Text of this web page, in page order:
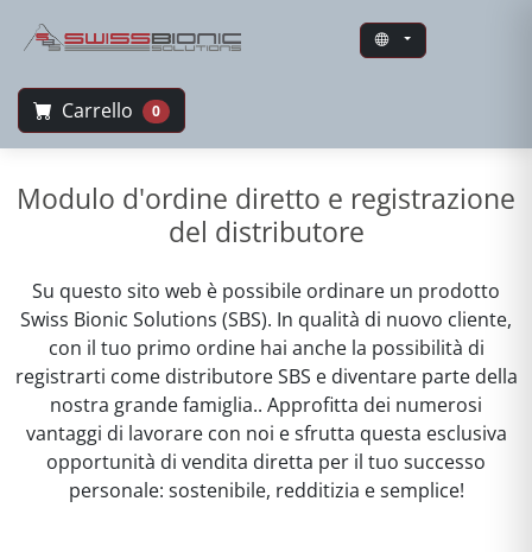
Carrello 0
Swiss Bionic Solutions
Modulo d'ordine diretto e registrazione
del distributore
Su questo sito web è possibile ordinare un prodotto
Swiss Bionic Solutions (SBS). In qualità di nuovo cliente,
con il tuo primo ordine hai anche la possibilità di
registrarti come distributore SBS e diventare parte della
nostra grande famiglia.. Approfitta dei numerosi
vantaggi di lavorare con noi e sfrutta questa esclusiva
opportunità di vendita diretta per il tuo successo
personale: sostenibile, redditizia e semplice!